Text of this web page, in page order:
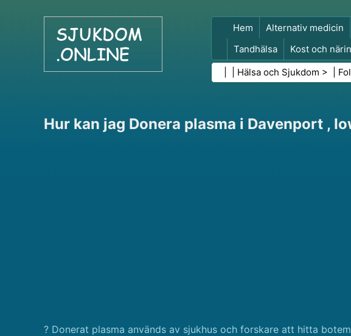
Hem Alternativ medicin
Tandhälsa
Kost och
Folkhälsa och säkerhet
Hälsa och Sjukdom > |
Hur kan jag Donera plasma i Davenport ,
? Donerat plasma används av sjukhus och forskare att hitta